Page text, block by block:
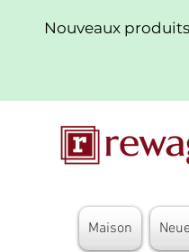
Nouveaux produits
Maison